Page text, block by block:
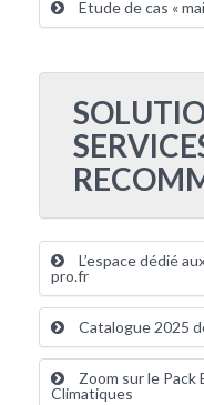
Etude de cas «
L’espace dédié
pro.fr
Catalogue 2025
Zoom sur le Pack
Climatiques